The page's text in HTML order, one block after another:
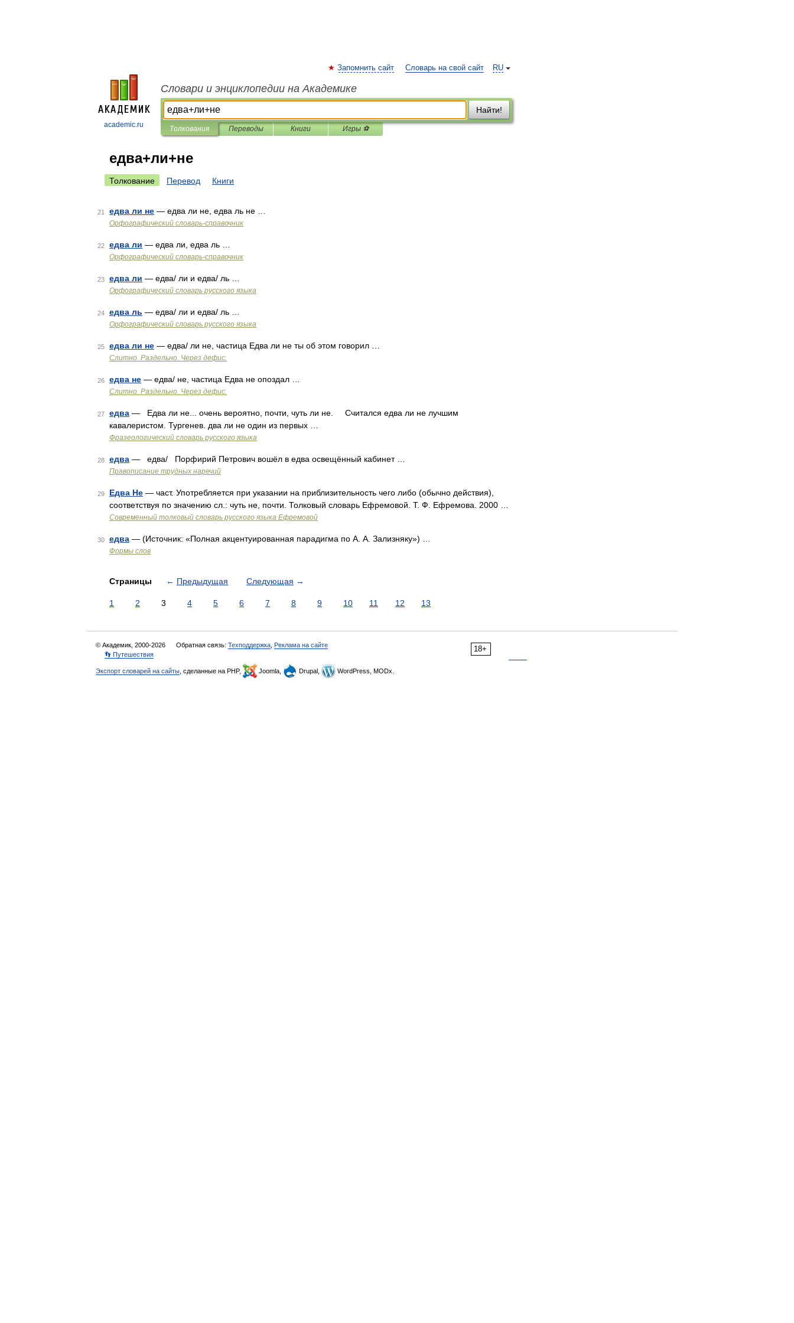
academic.ru
RU
Запомнить сайт Словарь на свой сайт
Словари и энциклопедии на Академике
Найти!
Толкования Переводы Книги Игры ⚽
едва+ли+не
Толкование Перевод Книги
21 едва ли не — едва ли не, едва ль не …
Орфографический словарь-справочник
22 едва ли — едва ли, едва ль …
Орфографический словарь-справочник
23 едва ли — едва/ ли и едва/ ль …
Орфографический словарь русского языка
24 едва ль — едва/ ли и едва/ ль …
Орфографический словарь русского языка
25 едва ли не — едва/ ли не, частица Едва ли не ты об этом говорил …
Слитно. Раздельно. Через дефис.
26 едва не — едва/ не, частица Едва не опоздал …
Слитно. Раздельно. Через дефис.
27 едва — Едва ли не... очень вероятно, почти, чуть ли не. Считался едва ли не лучшим
кавалеристом. Тургенев. два ли не один из первых …
Фразеологический словарь русского языка
28 едва — едва/ Порфирий Петрович вошёл в едва освещённый кабинет …
Правописание трудных наречий
29 Едва Не — част. Употребляется при указании на приблизительность чего либо (обычно действия),
соответствуя по значению сл.: чуть не, почти. Толковый словарь Ефремовой. Т. Ф. Ефремова. 2000 …
Современный толковый словарь русского языка Ефремовой
30 едва — (Источник: «Полная акцентуированная парадигма по А. А. Зализняку») …
Формы слов
Страницы ← Предыдущая Следующая →
1 2 3 4 5 6 7 8 9 10 11 12 13
18+
© Академик, 2000-2026 Обратная связь: Техподдержка Реклама на сайте
👣 Путешествия
Экспорт словарей на сайты , сделанные на PHP, Joomla, Drupal, WordPress, MODx.